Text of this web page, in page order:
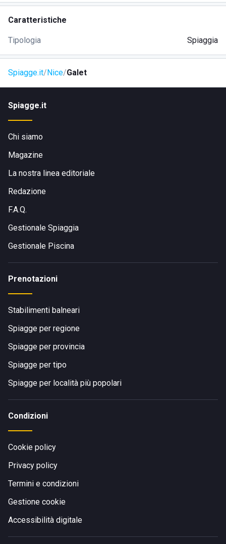
Caratteristiche
Tipologia Spiaggia
Spiagge.it Nice Galet
Spiagge.it
Chi siamo
Magazine
La nostra linea editoriale
Redazione
F.A.Q.
Gestionale Spiaggia
Gestionale Piscina
Prenotazioni
Stabilimenti balneari
Spiagge per regione
Spiagge per provincia
Spiagge per tipo
Spiagge per località più popolari
Condizioni
Cookie policy
Privacy policy
Termini e condizioni
Gestione cookie
Accessibilità digitale